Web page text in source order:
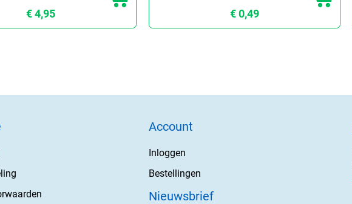
€ 4,95 € 0,49
Account
Inloggen
Bestellingen
Nieuwsbrief